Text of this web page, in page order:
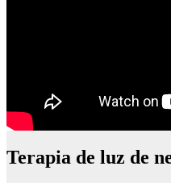
Terapia de luz de